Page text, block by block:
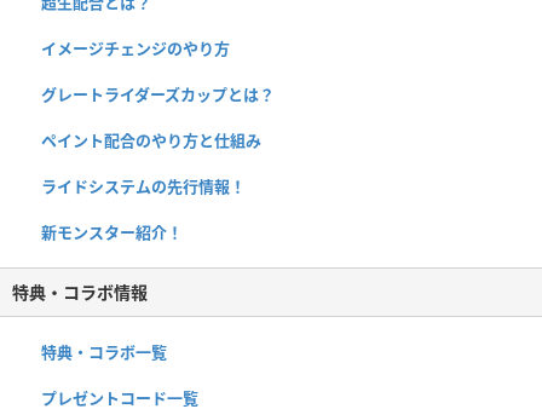
イメージチェンジのやり方
グレートライダーズカップとは？
ペイント配合のやり方と仕組み
ライドシステムの先行情報！
新モンスター紹介！
特典・コラボ情報
特典・コラボ一覧
プレゼントコード一覧